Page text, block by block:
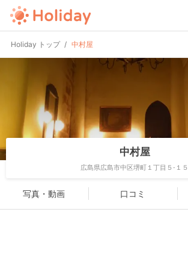
Holiday トップ 中村屋
中村屋
広島県広島市中区堺町１丁目５-１５
写真・動画 口コミ